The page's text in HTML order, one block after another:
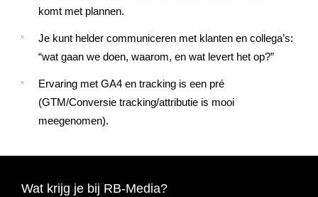
komt met plannen.
Je kunt helder communiceren met klanten en collega’s:
“wat gaan we doen, waarom, en wat levert het op?”
Ervaring met GA4 en tracking is een pré
(GTM/Conversie tracking/attributie is mooi
meegenomen).
Wat krijg je bij RB-Media?